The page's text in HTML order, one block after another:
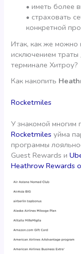
• иметь более
• страховать
конкретной
Итак, как же можно
исключением
терминале Хитроу?
Как накопить
Rocketmiles
У знакомой многим
Rocketmiles уйма
программы
Guest Rewards и
Heathrow Rewards